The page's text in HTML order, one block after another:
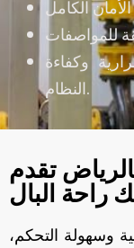
وكفاءة
النظام.
تقدم
راحة البال
وسهولة التحكم،